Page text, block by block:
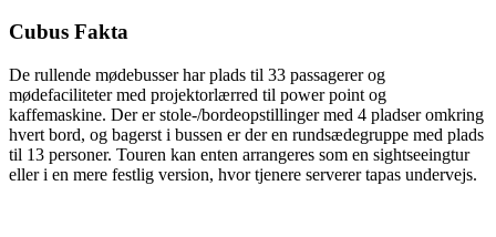
Cubus Fakta
De rullende mødebusser har plads til 33 passagerer og
mødefaciliteter med projektorlærred til power point og
kaffemaskine. Der er stole-/bordeopstillinger med 4 pladser omkring
hvert bord, og bagerst i bussen er der en rundsædegruppe med plads
til 13 personer. Touren kan enten arrangeres som en sightseeingtur
eller i en mere festlig version, hvor tjenere serverer tapas undervejs.